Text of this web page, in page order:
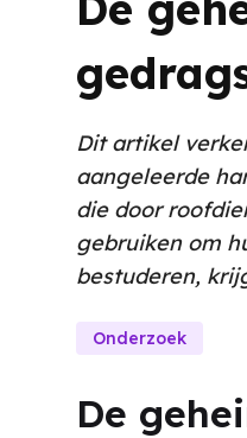
Dit artikel
aangeleerde
die door
gebruiken om
bestuderen,
Onderzoek
De